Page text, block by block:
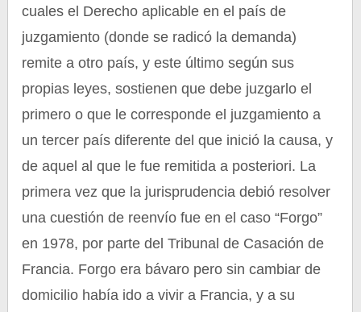
cuales el Derecho aplicable en el país de
juzgamiento (donde se radicó la demanda)
remite a otro país, y este último según sus
propias leyes, sostienen que debe juzgarlo el
primero o que le corresponde el juzgamiento a
un tercer país diferente del que inició la causa, y
de aquel al que le fue remitida a posteriori. La
primera vez que la jurisprudencia debió resolver
una cuestión de reenvío fue en el caso “Forgo”
en 1978, por parte del Tribunal de Casación de
Francia. Forgo era bávaro pero sin cambiar de
domicilio había ido a vivir a Francia, y a su